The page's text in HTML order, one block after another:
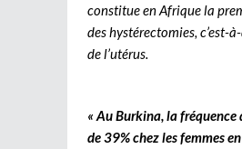
constitue en Afrique la
des hystérectomies, c’est-
de l’utérus.
« Au Burkina, la fréquence
de 39% chez les femmes